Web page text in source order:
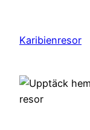
innehåll
Karibienresor